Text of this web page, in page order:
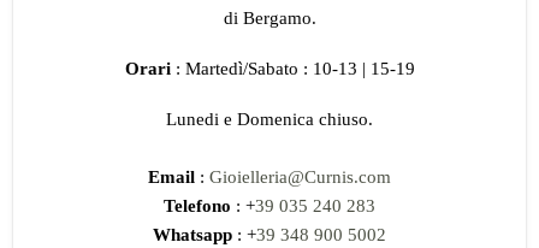
di Bergamo.
Orari : Martedì/Sabato : 10-13 | 15-19
Lunedi e Domenica chiuso.
Email : Gioielleria@Curnis.com
Telefono : +39 035 240 283
Whatsapp : +39 348 900 5002